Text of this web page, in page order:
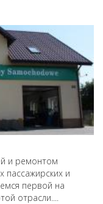
и ремонтом
пассажирских и
первой на
отрасли....